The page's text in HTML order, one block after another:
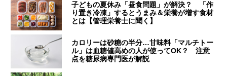
子どもの夏休み「昼食問題」が解決？ 「作
り置き冷凍」するとうまみ＆栄養が増す食材
とは【管理栄養士に聞く】
カロリーは砂糖の半分…甘味料「マルチトー
ル」は血糖値高めの人が使ってOK？ 注意
点を糖尿病専門医が解説